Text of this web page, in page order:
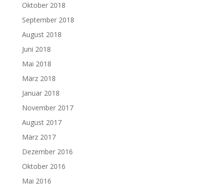
Oktober 2018
September 2018
August 2018
Juni 2018
Mai 2018
März 2018
Januar 2018
November 2017
August 2017
März 2017
Dezember 2016
Oktober 2016
Mai 2016